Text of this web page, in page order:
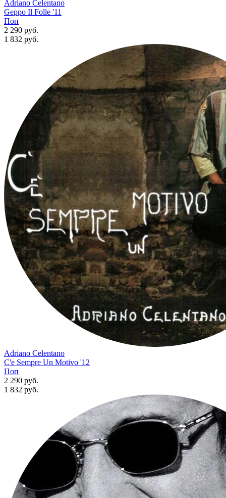
Adriano Celentano
Geppo Il Folle '11
Поп
2 290 руб.
1 832 руб.
Adriano Celentano
C'e Sempre Un Motivo '12
Поп
2 290 руб.
1 832 руб.